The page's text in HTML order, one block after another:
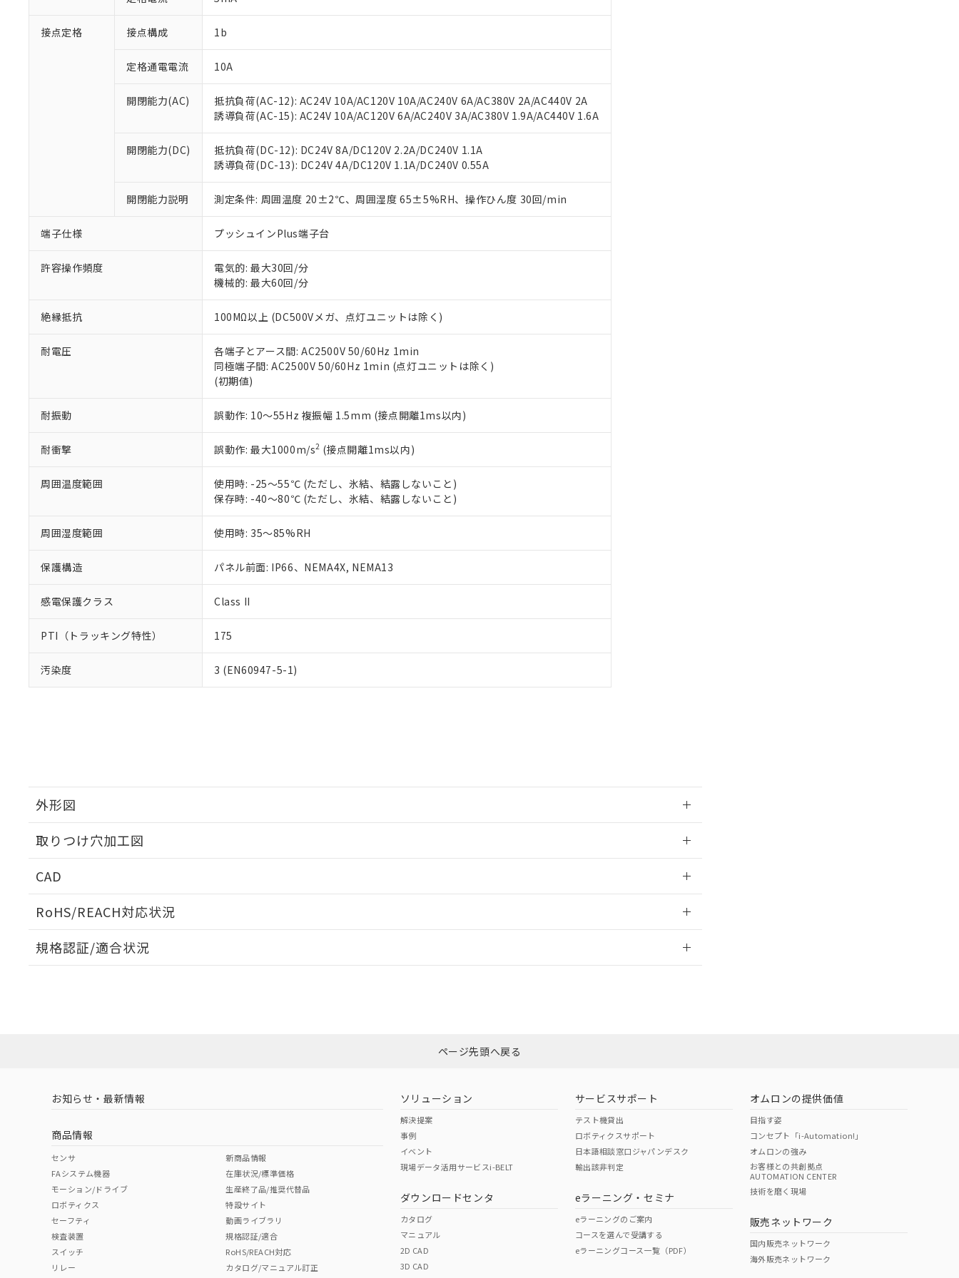
接点定格 接点構成 1b
定格通電電流 10A
開閉能力(AC)
抵抗負荷(AC-12): AC24V 10A/AC120V 10A/AC240V 6A/AC380V 2A/AC440V 2A
誘導負荷(AC-15): AC24V 10A/AC120V 6A/AC240V 3A/AC380V 1.9A/AC440V 1.6A
開閉能力(DC)
抵抗負荷(DC-12): DC24V 8A/DC120V 2.2A/DC240V 1.1A
誘導負荷(DC-13): DC24V 4A/DC120V 1.1A/DC240V 0.55A
開閉能力説明 測定条件: 周囲温度 20±2℃、周囲湿度 65±5%RH、操作ひん度 30回/min
端子仕様 プッシュインPlus端子台
許容操作頻度
電気的: 最大30回/分
機械的: 最大60回/分
絶縁抵抗 100MΩ以上 (DC500Vメガ、点灯ユニットは除く)
耐電圧
各端子とアース間: AC2500V 50/60Hz 1min
同極端子間: AC2500V 50/60Hz 1min (点灯ユニットは除く)
(初期値)
耐振動 誤動作: 10～55Hz 複振幅 1.5mm (接点開離1ms以内)
耐衝撃 誤動作: 最大1000m/s2 (接点開離1ms以内)
周囲温度範囲
使用時: -25～55℃ (ただし、氷結、結露しないこと)
保存時: -40～80℃ (ただし、氷結、結露しないこと)
周囲湿度範囲 使用時: 35～85%RH
保護構造 パネル前面: IP66、NEMA4X, NEMA13
感電保護クラス Class II
PTI（トラッキング特性） 175
汚染度 3 (EN60947-5-1)
外形図
取りつけ穴加工図
CAD
RoHS/REACH対応状況
EU RoHS 注意事項・凡例
ダウンロードはこちら
中国 RoHS 注意事項・凡例
中国 RoHS表
Pb Hg Cr(VI)
O O
規格認証/適合状況
本サービスは、当社制御機器事業取扱商品の当社在庫状況および標準価格(税抜)を提供させていただ
当社制御機器事業取扱商品の中には、本サービスの対象外となる商品もあることをご了承ください。
い。
正式な納期状況および標準価格はお客様のお取引先、またはお客様担当のオムロン制御機器販売店・
当社販売員にご相談ください。
在庫状況および標準価格結果を当社の事前の承諾なく第三者に漏洩または開示しないようお願いしま
す。
マイパーツ機能（部品リスト作成サービス）をご利用いただくには、I-Webメンバーズにご登録され
ている必要があります。
お客様が当ウェブサイト上で当社にご登録された部品リストについて、当社および当社の共同利用者
が、当社の製品・サービスに関するお客様との取引・商談に必要な範囲で利用することをご了承くだ
いる法人を指します。
*EU RoHS指令（10物質）：
フタル酸ビス(2-エチルヘキシル) (DEHP)(別名：DOP) 1000ppm以下、フタル酸ブチルベンジル（BBP） 1000ppm以下、フタル酸ジブチ
ル（DBP） 1000ppm以下、フタル酸ジイソブチル (DIBP) 1000ppm以下
但し、RoHS指令で産業用監視および制御機器に対する適用除外項目は除く。
フタル酸エステル類の４物質については閾値を超える意図的な使用がないことを確認しています。
※2 対応予定月
部品在庫の切り替え状況などにより、予定月が前後することがあります。
※3 非含有証明書ダウンロード
EU RoHS指令（10物質）の非含有証明書
51物質の非含有証明書（当社基準）
※本証明書は発行日時点で非含有を証明するもので、過去に遡って非含有を証明するものではありません。
また、RoHS指令のフタル酸エステル類４物質の対応では、対応完了までの期間は出荷製品に未対応品が
混在することから備考欄に対応日を記載しておりました。
既に当社にて対応品への在庫切替を完了していることから、特段のことがない限り、2022年1月12日よ
り割愛しております。
「×」：最大均質材料含有率が中国RoHSの基準値を超えていることを示します。
Pb(鉛) :1000ppm、 Hg(水銀) : 1000ppm、 Cd(カドミウム) : 100ppm、
DEHP(フタル酸ビス(2-エチルヘキシル)) : 1000ppm
※2 環境保護使用期限
「ｅ」：有害物質（10物質）のすべてが基準値以下であることを示します。
味します。
「－」：未確認です。当社販売部門へお問い合わせください。
当社は、これら貴社製品のうち、外国為替および外国貿易法に定める商品（以下｢規制貨物等」とい
などの必要な手続きをとります。
ます。
当社は貴社製品を、核兵器、ミサイル、化学兵器、生物兵器またはその他武器並びにこれらの製造装
置等に一切使用いたしません。
当社は、貴社製品を第三者に販売する場合は、上記1、2および3の内容を当該第三者に通知します。
たしません。
△ 一定数には満たないが在庫あり
－
在庫なし(最新の在庫状況については、お客様のお取引先、またはお客様担当のオムロン制御
機器販売店・当社販売員にご確認ください)
空
受注生産機種、また在庫状況の情報を公開していない機種
ページ先頭へ戻る
お知らせ・最新情報
商品情報
センサ
FAシステム機器
モーション/ドライブ
ロボティクス
セーフティ
検査装置
スイッチ
リレー
新商品情報
在庫状況/標準価格
生産終了品/推奨代替品
特設サイト
動画ライブラリ
規格認証/適合
RoHS/REACH対応
カタログ/マニュアル訂正
ソリューション
解決提案
事例
イベント
現場データ活用サービスi-BELT
ダウンロードセンタ
カタログ
マニュアル
2D CAD
3D CAD
サービスサポート
テスト機貸出
ロボティクスサポート
日本語相談窓口ジャパンデスク
輸出該非判定
eラーニング・セミナ
eラーニングのご案内
コースを選んで受講する
eラーニングコース一覧（PDF）
オムロンの提供価値
目指す姿
コンセプト「i-Automation!」
オムロンの強み
お客様との共創拠点
AUTOMATION CENTER
技術を磨く現場
販売ネットワーク
国内販売ネットワーク
海外販売ネットワーク